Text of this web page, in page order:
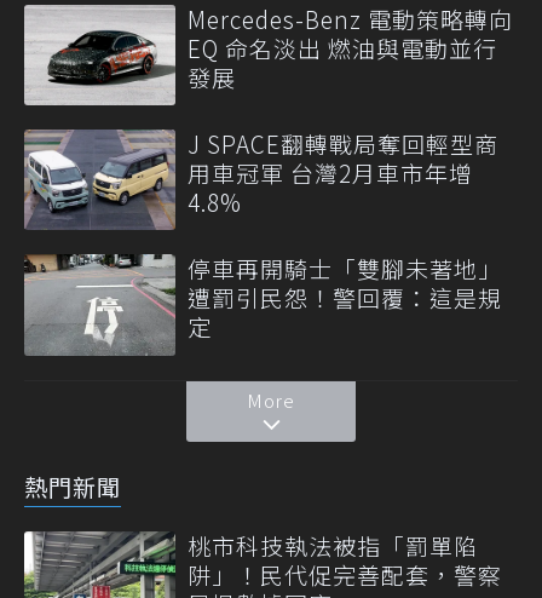
Mercedes-Benz 電動策略轉向
EQ 命名淡出 燃油與電動並行
發展
J SPACE翻轉戰局奪回輕型商
用車冠軍 台灣2月車市年增
4.8%
停車再開騎士「雙腳未著地」
遭罰引民怨！警回覆：這是規
定
More
熱門新聞
桃市科技執法被指「罰單陷
阱」！民代促完善配套，警察